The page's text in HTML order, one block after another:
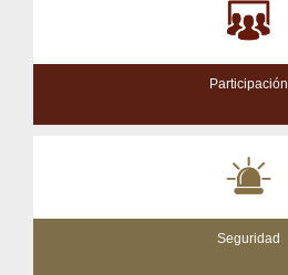
Participación
Seguridad